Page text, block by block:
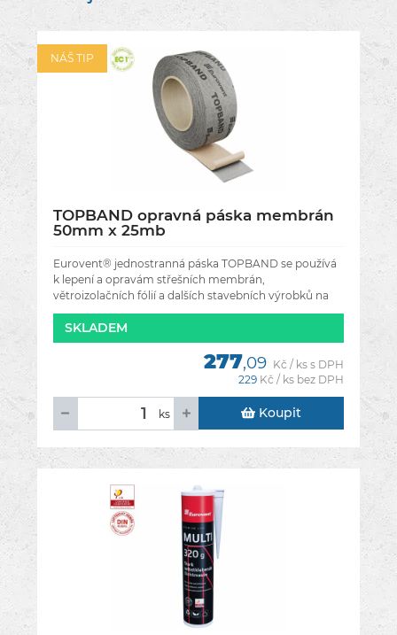
NÁŠ TIP
TOPBAND opravná páska membrán
50mm x 25mb
Eurovent® jednostranná páska TOPBAND se používá
k lepení a opravám střešních membrán,
větroizolačních fólií a dalších stavebních výrobků na
bázi polypropylénu.Perfektně se
SKLADEM
277,09 Kč / ks s DPH
229 Kč / ks bez DPH
ks Koupit